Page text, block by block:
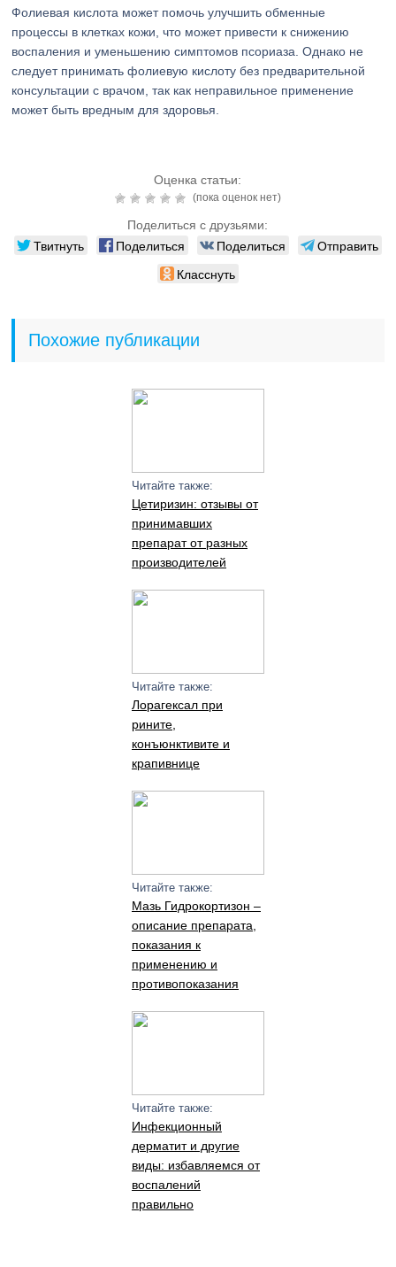
Фолиевая кислота может помочь улучшить обменные
процессы в клетках кожи, что может привести к снижению
воспаления и уменьшению симптомов псориаза. Однако не
следует принимать фолиевую кислоту без предварительной
консультации с врачом, так как неправильное применение
может быть вредным для здоровья.
Оценка статьи:
(пока оценок нет)
Поделиться с друзьями:
Твитнуть Поделиться Поделиться
Отправить
Класснуть
Похожие публикации
Читайте также:
Цетиризин: отзывы от
принимавших
препарат от разных
производителей
Читайте также:
Лорагексал при
рините,
конъюнктивите и
крапивнице
Читайте также:
Мазь Гидрокортизон –
описание препарата,
показания к
применению и
противопоказания
Читайте также:
Инфекционный
дерматит и другие
виды: избавляемся от
воспалений
правильно